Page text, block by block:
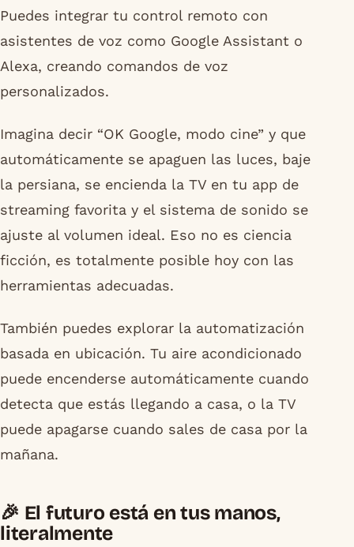
Puedes integrar tu control remoto con
asistentes de voz como Google Assistant o
Alexa, creando comandos de voz
personalizados.
Imagina decir “OK Google, modo cine” y que
automáticamente se apaguen las luces, baje
la persiana, se encienda la TV en tu app de
streaming favorita y el sistema de sonido se
ajuste al volumen ideal. Eso no es ciencia
ficción, es totalmente posible hoy con las
herramientas adecuadas.
También puedes explorar la automatización
basada en ubicación. Tu aire acondicionado
puede encenderse automáticamente cuando
detecta que estás llegando a casa, o la TV
puede apagarse cuando sales de casa por la
mañana.
🎉 El futuro está en tus manos,
literalmente